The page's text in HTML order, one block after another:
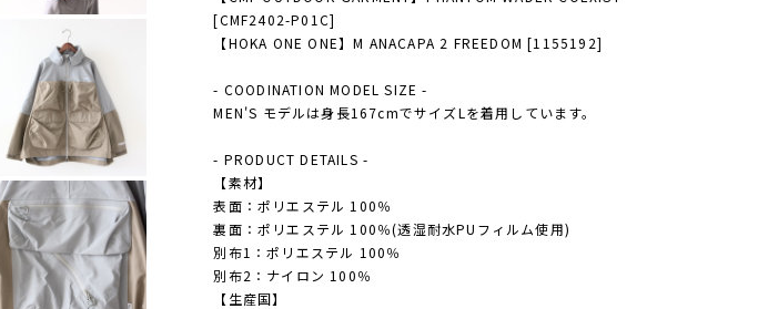
[CMF2402-P01C]
【HOKA ONE ONE】M ANACAPA 2 FREEDOM [1155192]
- COODINATION MODEL SIZE -
MEN'S モデルは身長167cmでサイズLを着用しています。
- PRODUCT DETAILS -
【素材】
表面：ポリエステル 100％
裏面：ポリエステル 100％(透湿耐水PUフィルム使用)
別布1：ポリエステル 100％
別布2：ナイロン 100％
【生産国】